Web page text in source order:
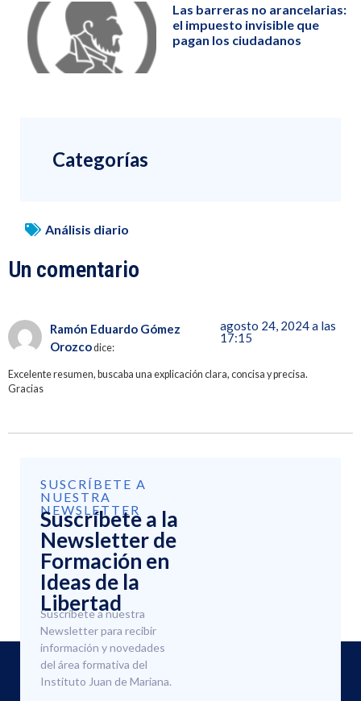
Las barreras no arancelarias:
el impuesto invisible que
pagan los ciudadanos
Categorías
Análisis diario
Un comentario
Ramón Eduardo Gómez
Orozcodice:
agosto 24, 2024 a las
17:15
Excelente resumen, buscaba una explicación clara, concisa y precisa.
Gracias
SUSCRÍBETE A
NUESTRA
NEWSLETTER
Suscríbete a la
Newsletter de
Formación en
Ideas de la
Libertad
Suscríbete a nuestra
Newsletter para recibir
información y novedades
del área formativa del
Instituto Juan de Mariana.